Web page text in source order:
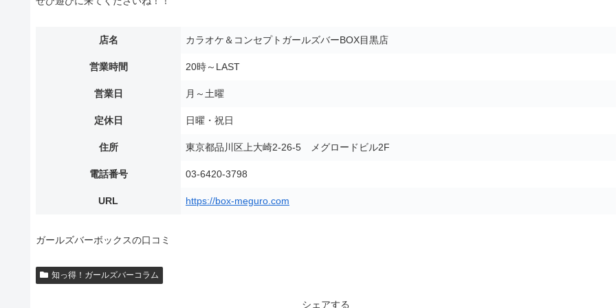
店名 カラオケ＆コンセプトガールズバーBOX目黒店
営業時間 20時～LAST
営業日 月～土曜
定休日 日曜・祝日
住所 東京都品川区上大崎2-26-5 メグロードビル2F
電話番号 03-6420-3798
URL https://box-meguro.com
ガールズバーボックスの口コミ
知っ得！ガールズバーコラム
シェアする